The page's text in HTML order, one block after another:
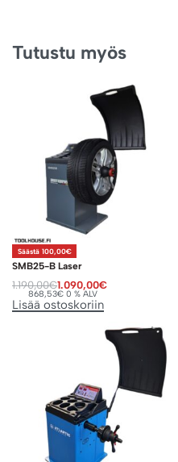
Tutustu myös
Säästä 100,00€
SMB25-B Laser
1.190,00€1.090,00€
868,53€ 0 % ALV
Lisää ostoskoriin